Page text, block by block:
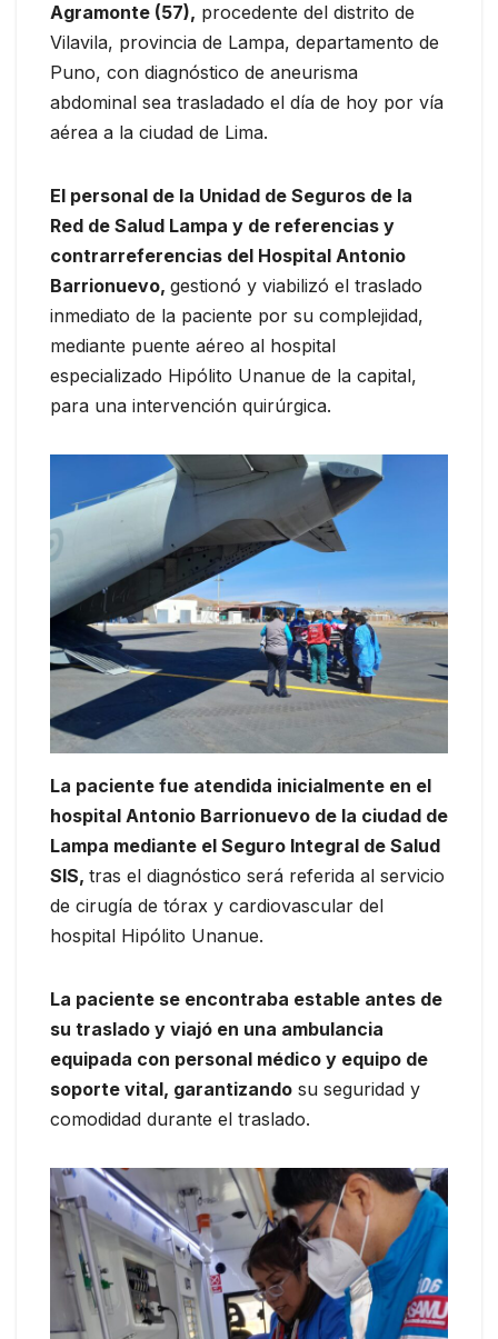
Agramonte (57), procedente del distrito de
Vilavila, provincia de Lampa, departamento de
Puno, con diagnóstico de aneurisma
abdominal sea trasladado el día de hoy por vía
aérea a la ciudad de Lima.
El personal de la Unidad de Seguros de la
Red de Salud Lampa y de referencias y
contrarreferencias del Hospital Antonio
Barrionuevo, gestionó y viabilizó el traslado
inmediato de la paciente por su complejidad,
mediante puente aéreo al hospital
especializado Hipólito Unanue de la capital,
para una intervención quirúrgica.
La paciente fue atendida inicialmente en el
hospital Antonio Barrionuevo de la ciudad de
Lampa mediante el Seguro Integral de Salud
SIS, tras el diagnóstico será referida al servicio
de cirugía de tórax y cardiovascular del
hospital Hipólito Unanue.
La paciente se encontraba estable antes de
su traslado y viajó en una ambulancia
equipada con personal médico y equipo de
soporte vital, garantizando su seguridad y
comodidad durante el traslado.